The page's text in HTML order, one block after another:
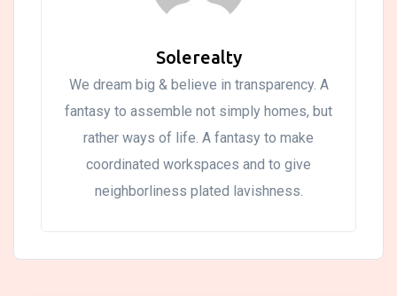
Solerealty
We dream big & believe in transparency. A
fantasy to assemble not simply homes, but
rather ways of life. A fantasy to make
coordinated workspaces and to give
neighborliness plated lavishness.